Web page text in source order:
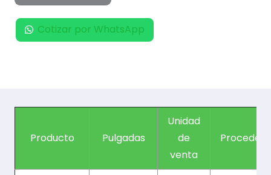
Cotizar por WhatsApp
Producto Pulgadas
Unidad
de
venta